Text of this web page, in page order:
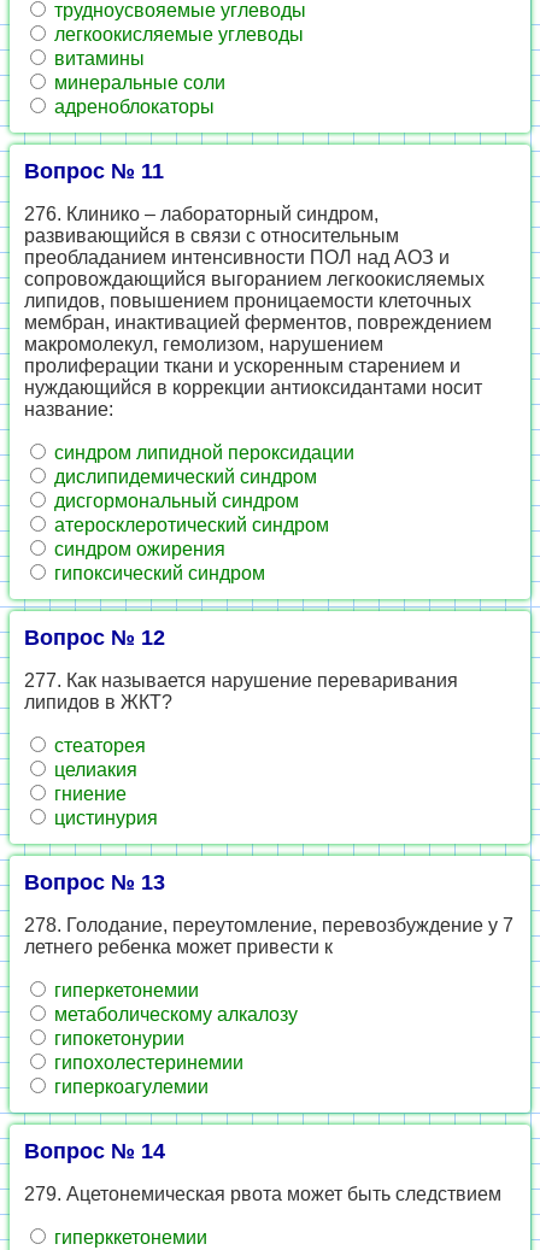
трудноусвояемые углеводы
легкоокисляемые углеводы
витамины
минеральные соли
адреноблокаторы
Вопрос № 11
276. Клинико – лабораторный синдром,
развивающийся в связи с относительным
преобладанием интенсивности ПОЛ над АОЗ и
сопровождающийся выгоранием легкоокисляемых
липидов, повышением проницаемости клеточных
мембран, инактивацией ферментов, повреждением
макромолекул, гемолизом, нарушением
пролиферации ткани и ускоренным старением и
нуждающийся в коррекции антиоксидантами носит
название:
синдром липидной пероксидации
дислипидемический синдром
дисгормональный синдром
атеросклеротический синдром
синдром ожирения
гипоксический синдром
Вопрос № 12
277. Как называется нарушение переваривания
липидов в ЖКТ?
стеаторея
целиакия
гниение
цистинурия
Вопрос № 13
278. Голодание, переутомление, перевозбуждение у 7
летнего ребенка может привести к
гиперкетонемии
метаболическому алкалозу
гипокетонурии
гипохолестеринемии
гиперкоагулемии
Вопрос № 14
279. Ацетонемическая рвота может быть следствием
гиперккетонемии